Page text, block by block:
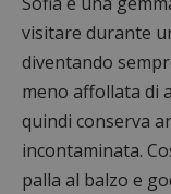
visitare durante
diventando
meno affollata di
quindi conserva
incontaminata.
palla al balzo e